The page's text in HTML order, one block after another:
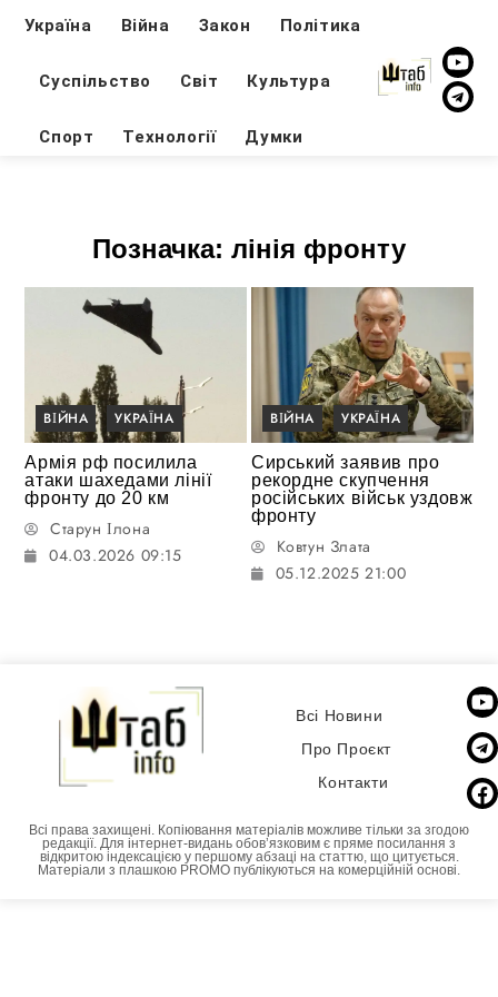
Україна Війна Закон Політика
Суспільство Світ Культура
Спорт Технології Думки
Позначка: лінія фронту
ВІЙНА УКРАЇНА
Армія рф посилила
атаки шахедами лінії
фронту до 20 км
Старун Ілона
04.03.2026 09:15
ВІЙНА УКРАЇНА
Сирський заявив про
рекордне скупчення
російських військ уздовж
фронту
Ковтун Злата
05.12.2025 21:00
Всі Новини
Про Проєкт
Контакти
Всі права захищені. Копіювання матеріалів можливе тільки за згодою
редакції. Для інтернет-видань обовʼязковим є пряме посилання з
відкритою індексацією у першому абзаці на статтю, що цитується.
Матеріали з плашкою PROMO публікуються на комерційній основі.